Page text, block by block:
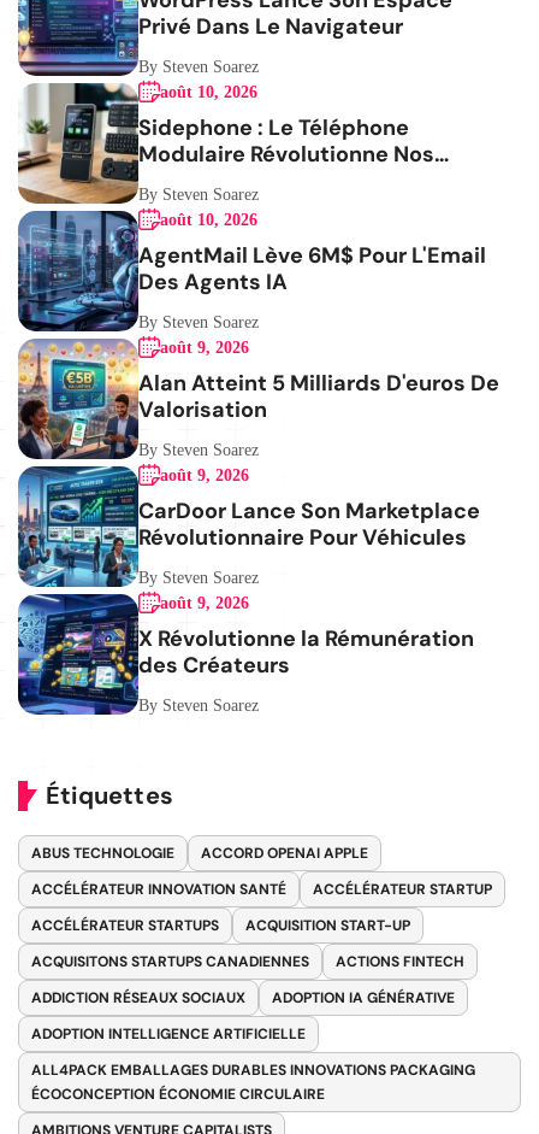
Privé Dans Le Navigateur
By Steven Soarez
août 10, 2026
Sidephone : Le Téléphone
Modulaire Révolutionne Nos
Habitudes
By Steven Soarez
août 10, 2026
AgentMail Lève 6M$ Pour L'Email
Des Agents IA
By Steven Soarez
août 9, 2026
Alan Atteint 5 Milliards D'euros De
Valorisation
By Steven Soarez
août 9, 2026
CarDoor Lance Son Marketplace
Révolutionnaire Pour Véhicules
By Steven Soarez
août 9, 2026
X Révolutionne la Rémunération
des Créateurs
By Steven Soarez
Étiquettes
ABUS TECHNOLOGIE
ACCORD OPENAI APPLE
ACCÉLÉRATEUR INNOVATION SANTÉ
ACCÉLÉRATEUR STARTUP
ACCÉLÉRATEUR STARTUPS
ACQUISITION START-UP
ACQUISITONS STARTUPS CANADIENNES
ACTIONS FINTECH
ADDICTION RÉSEAUX SOCIAUX
ADOPTION IA GÉNÉRATIVE
ADOPTION INTELLIGENCE ARTIFICIELLE
ALL4PACK EMBALLAGES DURABLES INNOVATIONS PACKAGING
ÉCOCONCEPTION ÉCONOMIE CIRCULAIRE